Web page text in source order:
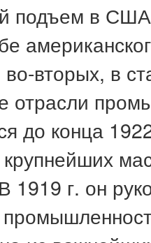
подъем в США
вторых, в
отрасли
до конца
1919 г. он